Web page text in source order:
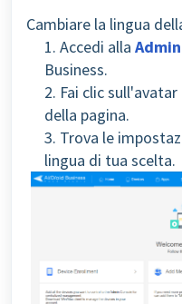
Cambiare la lingua
1. Accedi alla
Business.
2. Fai clic
della pagina.
3. Trova le
lingua di tua scelta.